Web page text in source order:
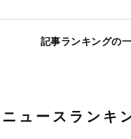
記事ランキングの
ニュースランキ